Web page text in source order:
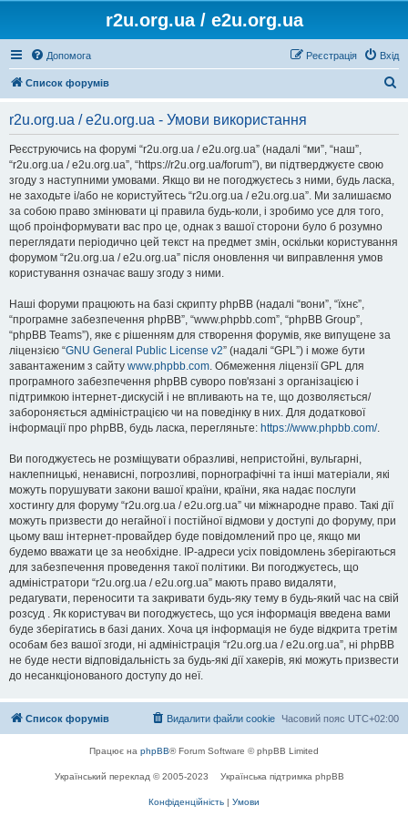
r2u.org.ua / e2u.org.ua
Допомога Вхід
Реєстрація
Список форумів
r2u.org.ua / e2u.org.ua - Умови використання
Реєструючись на форумі “r2u.org.ua / e2u.org.ua” (надалі “ми”, “наш”,
“r2u.org.ua / e2u.org.ua”, “https://r2u.org.ua/forum”), ви підтверджуєте свою
згоду з наступними умовами. Якщо ви не погоджуєтесь з ними, будь ласка,
не заходьте і/або не користуйтесь “r2u.org.ua / e2u.org.ua”. Ми залишаємо
за собою право змінювати ці правила будь-коли, і зробимо усе для того,
щоб проінформувати вас про це, однак з вашої сторони було б розумно
переглядати періодично цей текст на предмет змін, оскільки користування
форумом “r2u.org.ua / e2u.org.ua” після оновлення чи виправлення умов
користування означає вашу згоду з ними.
Наші форуми працюють на базі скрипту phpBB (надалі “вони”, “їхнє”,
“програмне забезпечення phpBB”, “www.phpbb.com”, “phpBB Group”,
“phpBB Teams”), яке є рішенням для створення форумів, яке випущене за
ліцензією “GNU General Public License v2” (надалі “GPL”) і може бути
завантаженим з сайту www.phpbb.com. Обмеження ліцензії GPL для
програмного забезпечення phpBB суворо пов'язані з організацією і
підтримкою інтернет-дискусій і не впливають на те, що дозволяється/
забороняється адміністрацією чи на поведінку в них. Для додаткової
інформації про phpBB, будь ласка, перегляньте: https://www.phpbb.com/.
Ви погоджуєтесь не розміщувати образливі, непристойні, вульгарні,
наклепницькі, ненависні, погрозливі, порнографічні та інші матеріали, які
можуть порушувати закони вашої країни, країни, яка надає послуги
хостингу для форуму “r2u.org.ua / e2u.org.ua” чи міжнародне право. Такі дії
можуть призвести до негайної і постійної відмови у доступі до форуму, при
цьому ваш інтернет-провайдер буде повідомлений про це, якщо ми
будемо вважати це за необхідне. IP-адреси усіх повідомлень зберігаються
для забезпечення проведення такої політики. Ви погоджуєтесь, що
адміністратори “r2u.org.ua / e2u.org.ua” мають право видаляти,
редагувати, переносити та закривати будь-яку тему в будь-який час на свій
розсуд . Як користувач ви погоджуєтесь, що уся інформація введена вами
буде зберігатись в базі даних. Хоча ця інформація не буде відкрита третім
особам без вашої згоди, ні адміністрація “r2u.org.ua / e2u.org.ua”, ні phpBB
не буде нести відповідальність за будь-які дії хакерів, які можуть призвести
до несанкціонованого доступу до неї.
Список форумів Часовий пояс UTC+02:00
Видалити файли cookie
Працює на phpBB® Forum Software © phpBB Limited
Український переклад © 2005-2023 Українська підтримка phpBB
Конфіденційність | Умови